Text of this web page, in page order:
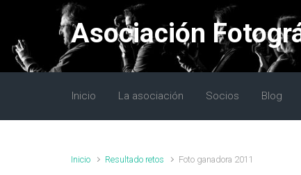
Saltar al contenido principal
Asociación
Inicio La asociación Socios Blog
Inicio Resultado retos Foto ganadora 2011